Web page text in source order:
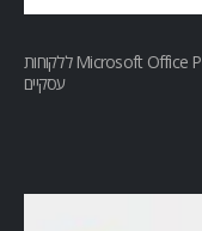
מיקרוסופט אופיס פרו Microsoft Office Professional 2019 / 2019 ללקוחות
עסקיים